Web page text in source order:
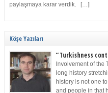
paylaşmaya karar verdik. […]
Köşe Yazıları
“Turkishness
Involvement of the
long history
history is not one
and people in that